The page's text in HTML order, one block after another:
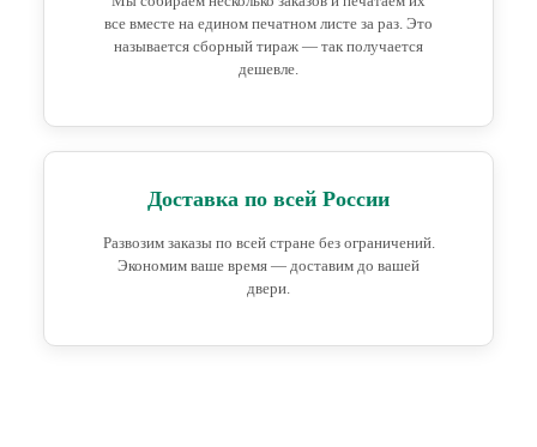
все вместе на едином печатном листе за раз. Это
называется сборный тираж — так получается
дешевле.
Доставка по всей России
Развозим заказы по всей стране без ограничений.
Экономим ваше время — доставим до вашей
двери.